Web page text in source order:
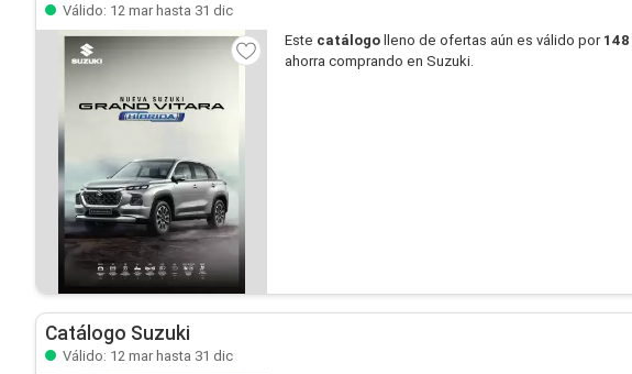
Válido: 12 mar hasta 31 dic
Este catálogo lleno de ofertas aún es válido por 148
ahorra comprando en Suzuki.
Catálogo Suzuki
Válido: 12 mar hasta 31 dic